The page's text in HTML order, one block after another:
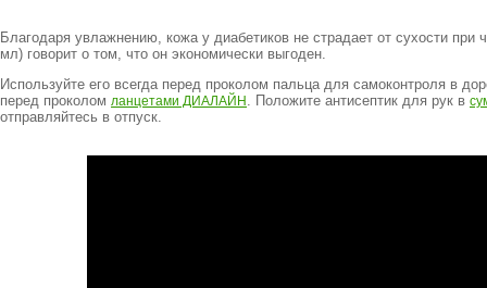
Благодаря увлажнению, кожа у диабетиков не страдает от сухости
мл) говорит о том, что он экономически выгоден.
Используйте его всегда перед проколом пальца для самоконтроля в
перед проколом ланцетами ДИАЛАЙН . Положите антисептик для рук в
отправляйтесь в отпуск.